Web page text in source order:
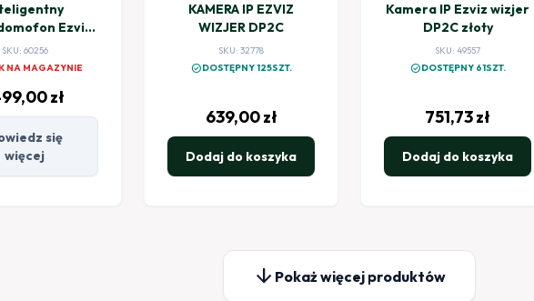
Ezviz
TP7 3MP
SKU: 60256
NA MAGAZYNIE
zł
się
więcej
KAMERA IP EZVIZ
WIZJER DP2C
SKU: 32778
check_circleDOSTĘPNY 125SZT.
639,00zł
Dodaj do koszyka
Kamera IP Ezviz wizjer
DP2C złoty
SKU: 49557
check_circleDOSTĘPNY 61SZT.
751,73zł
Dodaj do koszyka
arrow_downward Pokaż więcej produktów